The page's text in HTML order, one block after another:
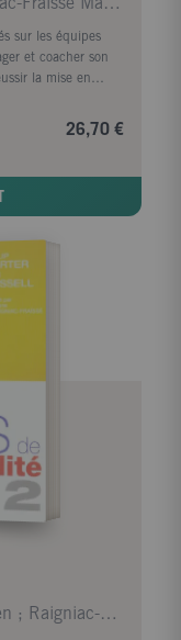
Holpp Lawrence ; Raigniac-Fraïssé Mandane de
sur les équipes
et coacher son
la mise en
pour constituer
de
26,70 €
Carter Philip ; Russell Ken ; Raigniac-Fraïssé Man